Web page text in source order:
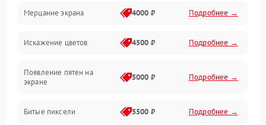
Подсветка и LED-модули
Звук и аудиосистема
Сигнал и приём каналов
Мерцание экрана 4000 ₽ Подробнее →
Искажение цветов 4500 ₽ Подробнее →
Появление пятен на
экране
5000 ₽ Подробнее →
Битые пиксели 5500 ₽ Подробнее →